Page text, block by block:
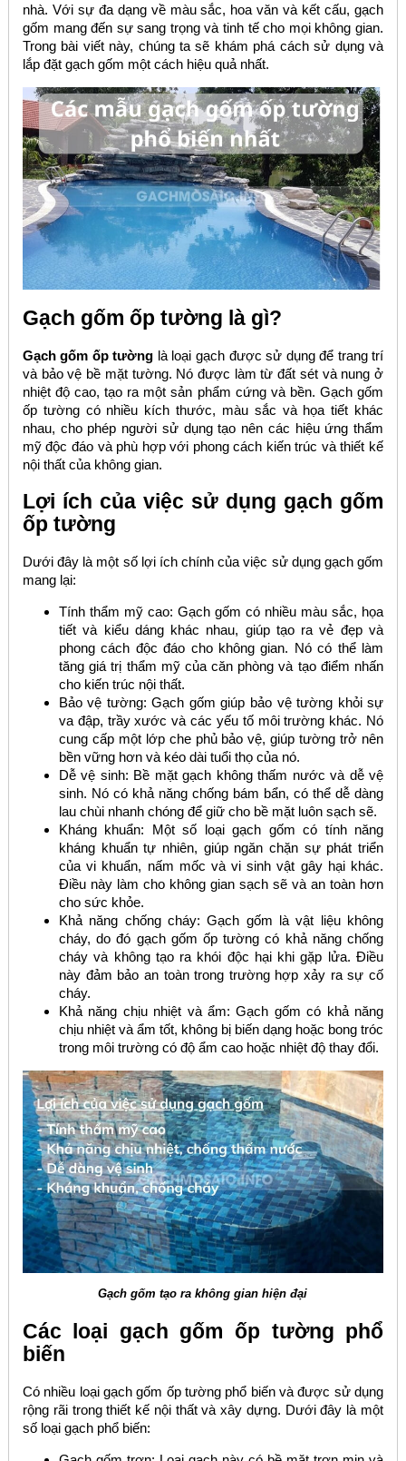
nhà. Với sự đa dạng về màu sắc, hoa văn và kết cấu, gạch
gốm mang đến sự sang trọng và tinh tế cho mọi không gian.
Trong bài viết này, chúng ta sẽ khám phá cách sử dụng và
lắp đặt gạch gốm một cách hiệu quả nhất.
Gạch gốm ốp tường là gì?
Gạch gốm ốp tường là loại gạch được sử dụng để trang trí
và bảo vệ bề mặt tường. Nó được làm từ đất sét và nung ở
nhiệt độ cao, tạo ra một sản phẩm cứng và bền. Gạch gốm
ốp tường có nhiều kích thước, màu sắc và họa tiết khác
nhau, cho phép người sử dụng tạo nên các hiệu ứng thẩm
mỹ độc đáo và phù hợp với phong cách kiến trúc và thiết kế
nội thất của không gian.
Lợi ích của việc sử dụng gạch gốm
ốp tường
Dưới đây là một số lợi ích chính của việc sử dụng gạch gốm
mang lại:
Tính thẩm mỹ cao: Gạch gốm có nhiều màu sắc, họa
tiết và kiểu dáng khác nhau, giúp tạo ra vẻ đẹp và
phong cách độc đáo cho không gian. Nó có thể làm
tăng giá trị thẩm mỹ của căn phòng và tạo điểm nhấn
cho kiến trúc nội thất.
Bảo vệ tường: Gạch gốm giúp bảo vệ tường khỏi sự
va đập, trầy xước và các yếu tố môi trường khác. Nó
cung cấp một lớp che phủ bảo vệ, giúp tường trở nên
bền vững hơn và kéo dài tuổi thọ của nó.
Dễ vệ sinh: Bề mặt gạch không thấm nước và dễ vệ
sinh. Nó có khả năng chống bám bẩn, có thể dễ dàng
lau chùi nhanh chóng để giữ cho bề mặt luôn sạch sẽ.
Kháng khuẩn: Một số loại gạch gốm có tính năng
kháng khuẩn tự nhiên, giúp ngăn chặn sự phát triển
của vi khuẩn, nấm mốc và vi sinh vật gây hại khác.
Điều này làm cho không gian sạch sẽ và an toàn hơn
cho sức khỏe.
Khả năng chống cháy: Gạch gốm là vật liệu không
cháy, do đó gạch gốm ốp tường có khả năng chống
cháy và không tạo ra khói độc hại khi gặp lửa. Điều
này đảm bảo an toàn trong trường hợp xảy ra sự cố
cháy.
Khả năng chịu nhiệt và ẩm: Gạch gốm có khả năng
chịu nhiệt và ẩm tốt, không bị biến dạng hoặc bong tróc
trong môi trường có độ ẩm cao hoặc nhiệt độ thay đổi.
Gạch gốm tạo ra không gian hiện đại
Các loại gạch gốm ốp tường phổ
biến
Có nhiều loại gạch gốm ốp tường phổ biến và được sử dụng
rộng rãi trong thiết kế nội thất và xây dựng. Dưới đây là một
số loại gạch phổ biến: